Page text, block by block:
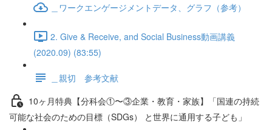
＿ワークエンゲージメントデータ、グラフ（参考）
2. Give & Receive, and Social Business動画講義
(2020.09) (83:55)
＿親切 参考文献
10ヶ月特典【分科会①〜③企業・教育・家族】「国連の持続
可能な社会のための目標（SDGs） と世界に通用する子ども」